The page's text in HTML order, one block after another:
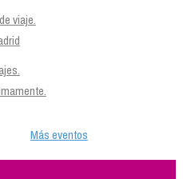
viaje.
Más eventos